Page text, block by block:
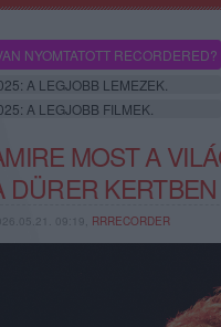
NYOMTATOTT RECORDERED?
A LEGJOBB LEMEZEK.
A LEGJOBB FILMEK.
MOST A
DÜRER KERTBEN
09:19, RRRECORDER